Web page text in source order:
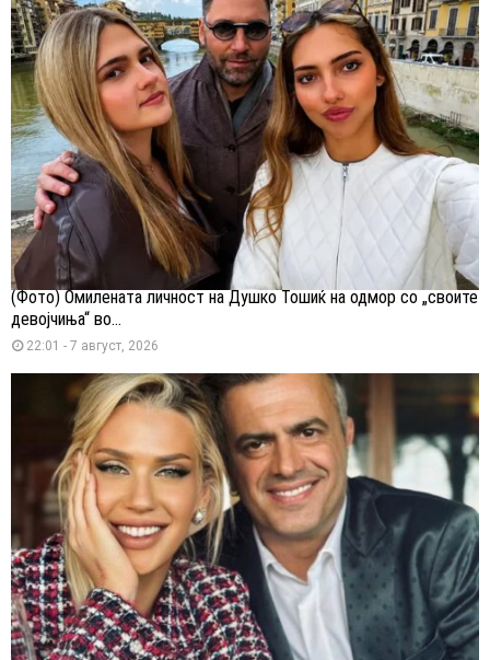
(Фото) Омилената личност на Душко Тошиќ на одмор со „своите
девојчиња“ во...
22:01 - 7 август, 2026